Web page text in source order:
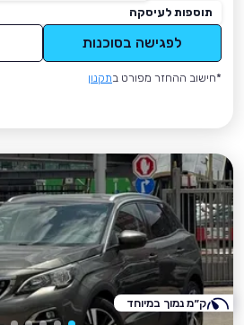
תוספות לעיסקה
לפגישה בסוכנות
*חישוב ההחזר מפורט בתקנון
ק״מ נמוך במיוחד